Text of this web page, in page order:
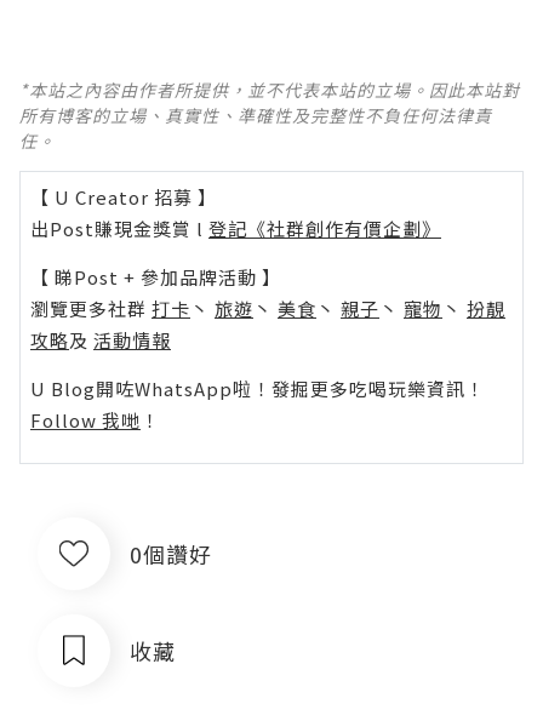
*本站之內容由作者所提供，並不代表本站的立場。因此本站對
所有博客的立場、真實性、準確性及完整性不負任何法律責
任。
【 U Creator 招募 】
出Post賺現金獎賞 l 登記《社群創作有價企劃》
【 睇Post + 參加品牌活動 】
瀏覽更多社群 打卡 丶 旅遊 丶 美食 丶 親子 丶 寵物 丶 扮靚
攻略及 活動情報
U Blog開咗WhatsApp啦！發掘更多吃喝玩樂資訊！
Follow 我哋 ！
0個讚好
收藏